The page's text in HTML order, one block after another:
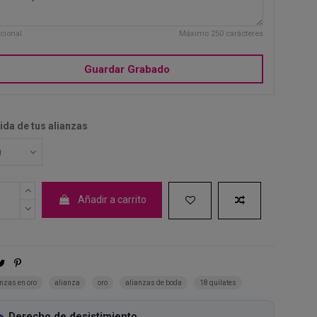
Máximo 250 carácteres
Guardar Grabado
de tus alianzas
Añadir a carrito
en oro alianza oro alianzas de boda 18 quilates